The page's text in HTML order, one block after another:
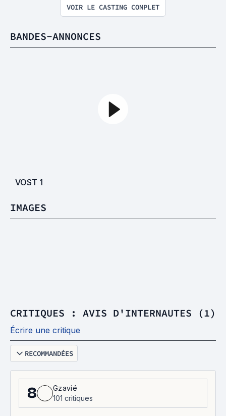
VOIR LE CASTING COMPLET
BANDES-ANNONCES
VOST 1
IMAGES
CRITIQUES : AVIS D'INTERNAUTES (1)
Écrire une critique
RECOMMANDÉES
8
Gzavié
101 critiques